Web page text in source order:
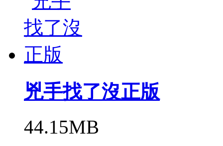
兇手找了沒正版
44.15MB